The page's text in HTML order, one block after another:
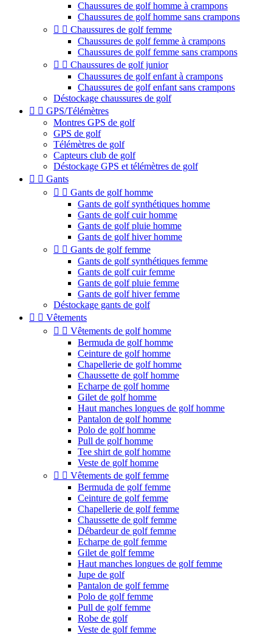
Chaussures de golf homme à crampons
Chaussures de golf homme sans crampons
  Chaussures de golf femme
Chaussures de golf femme à crampons
Chaussures de golf femme sans crampons
  Chaussures de golf junior
Chaussures de golf enfant à crampons
Chaussures de golf enfant sans crampons
Déstockage chaussures de golf
  GPS/Télémètres
Montres GPS de golf
GPS de golf
Télémètres de golf
Capteurs club de golf
Déstockage GPS et télémètres de golf
  Gants
  Gants de golf homme
Gants de golf synthétiques homme
Gants de golf cuir homme
Gants de golf pluie homme
Gants de golf hiver homme
  Gants de golf femme
Gants de golf synthétiques femme
Gants de golf cuir femme
Gants de golf pluie femme
Gants de golf hiver femme
Déstockage gants de golf
  Vêtements
  Vêtements de golf homme
Bermuda de golf homme
Ceinture de golf homme
Chapellerie de golf homme
Chaussette de golf homme
Echarpe de golf homme
Gilet de golf homme
Haut manches longues de golf homme
Pantalon de golf homme
Polo de golf homme
Pull de golf homme
Tee shirt de golf homme
Veste de golf homme
  Vêtements de golf femme
Bermuda de golf femme
Ceinture de golf femme
Chapellerie de golf femme
Chaussette de golf femme
Débardeur de golf femme
Echarpe de golf femme
Gilet de golf femme
Haut manches longues de golf femme
Jupe de golf
Pantalon de golf femme
Polo de golf femme
Pull de golf femme
Robe de golf
Veste de golf femme